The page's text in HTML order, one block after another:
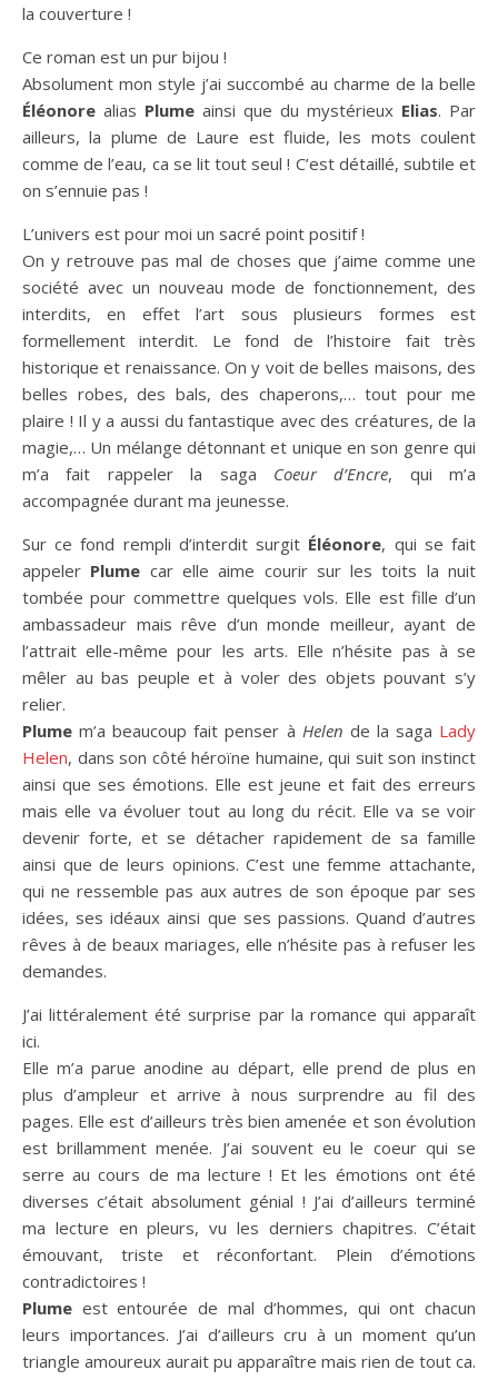
la couverture !
Ce roman est un pur bijou !
Absolument mon style j’ai succombé au charme de la belle
Éléonore alias Plume ainsi que du mystérieux Elias. Par
ailleurs, la plume de Laure est fluide, les mots coulent
comme de l’eau, ca se lit tout seul ! C’est détaillé, subtile et
on s’ennuie pas !
L’univers est pour moi un sacré point positif !
On y retrouve pas mal de choses que j’aime comme une
société avec un nouveau mode de fonctionnement, des
interdits, en effet l’art sous plusieurs formes est
formellement interdit. Le fond de l’histoire fait très
historique et renaissance. On y voit de belles maisons, des
belles robes, des bals, des chaperons,… tout pour me
plaire ! Il y a aussi du fantastique avec des créatures, de la
magie,… Un mélange détonnant et unique en son genre qui
m’a fait rappeler la saga Coeur d’Encre, qui m’a
accompagnée durant ma jeunesse.
Sur ce fond rempli d’interdit surgit Éléonore, qui se fait
appeler Plume car elle aime courir sur les toits la nuit
tombée pour commettre quelques vols. Elle est fille d’un
ambassadeur mais rêve d’un monde meilleur, ayant de
l’attrait elle-même pour les arts. Elle n’hésite pas à se
mêler au bas peuple et à voler des objets pouvant s’y
relier.
Plume m’a beaucoup fait penser à Helen de la saga Lady
Helen, dans son côté héroïne humaine, qui suit son instinct
ainsi que ses émotions. Elle est jeune et fait des erreurs
mais elle va évoluer tout au long du récit. Elle va se voir
devenir forte, et se détacher rapidement de sa famille
ainsi que de leurs opinions. C’est une femme attachante,
qui ne ressemble pas aux autres de son époque par ses
idées, ses idéaux ainsi que ses passions. Quand d’autres
rêves à de beaux mariages, elle n’hésite pas à refuser les
demandes.
J’ai littéralement été surprise par la romance qui apparaît
ici.
Elle m’a parue anodine au départ, elle prend de plus en
plus d’ampleur et arrive à nous surprendre au fil des
pages. Elle est d’ailleurs très bien amenée et son évolution
est brillamment menée. J’ai souvent eu le coeur qui se
serre au cours de ma lecture ! Et les émotions ont été
diverses c’était absolument génial ! J’ai d’ailleurs terminé
ma lecture en pleurs, vu les derniers chapitres. C’était
émouvant, triste et réconfortant. Plein d’émotions
contradictoires !
Plume est entourée de mal d’hommes, qui ont chacun
leurs importances. J’ai d’ailleurs cru à un moment qu’un
triangle amoureux aurait pu apparaître mais rien de tout ca.